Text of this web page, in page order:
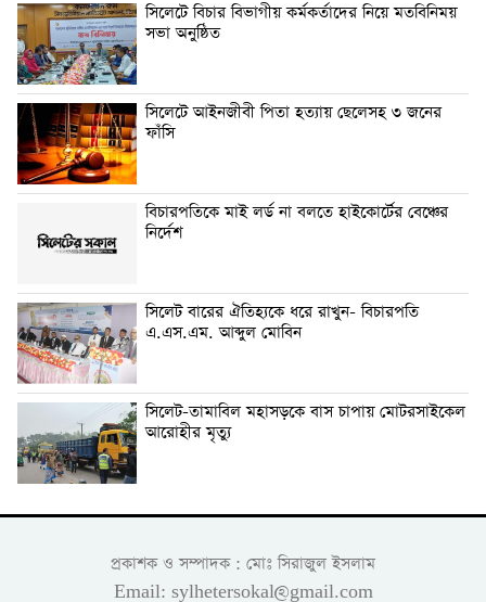
সিলেটে বিচার বিভাগীয় কর্মকর্তাদের নিয়ে মতবিনিময়
সভা অনুষ্ঠিত
সিলেটে আইনজীবী পিতা হত্যায় ছেলেসহ ৩ জনের
ফাঁসি
বিচারপতিকে মাই লর্ড না বলতে হাইকোর্টের বেঞ্চের
নির্দেশ
সিলেট বারের ঐতিহ্যকে ধরে রাখুন- বিচারপতি
এ.এস.এম. আব্দুল মোবিন
সিলেট-তামাবিল মহাসড়কে বাস চাপায় মোটরসাইকেল
আরোহীর মৃত্যু
প্রকাশক ও সম্পাদক : মোঃ সিরাজুল ইসলাম
Email: sylhetersokal@gmail.com